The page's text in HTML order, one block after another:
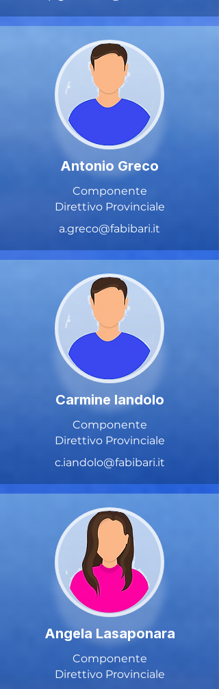
Antonio Greco
Componente
Direttivo Provinciale
a.greco@fabibari.it
Carmine Iandolo
Componente
Direttivo Provinciale
c.iandolo@fabibari.it
Angela Lasaponara
Componente
Direttivo Provinciale